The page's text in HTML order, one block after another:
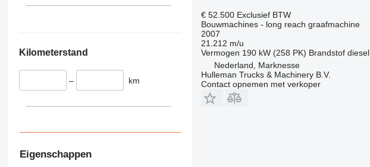
Kilometerstand
– km
Eigenschappen
€ 52.500 Exclusief BTW
Bouwmachines - long reach graafmachine
2007
21.212 m/u
Vermogen 190 kW (258 PK) Brandstof diesel
Nederland, Marknesse
Hulleman Trucks & Machinery B.V.
Contact opnemen met verkoper